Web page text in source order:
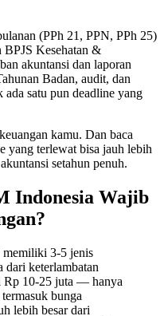
(PPh 21, PPN, PPh 25)
Kesehatan &
akuntansi dan laporan
Badan, audit, dan
satu pun deadline yang
kamu. Dan baca
yang terlewat bisa jauh lebih
setahun penuh.
Indonesia Wajib
memiliki 3-5 jenis
dari keterlambatan
Rp 10-25 juta — hanya
bunga
lebih besar dari